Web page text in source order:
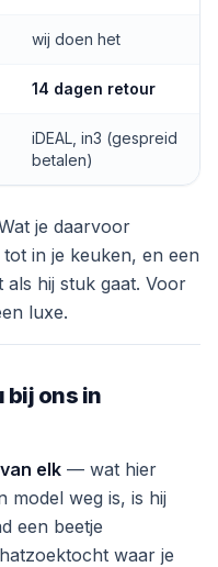
wij doen het
14 dagen retour
iDEAL, in3 (gespreid
betalen)
je daarvoor
in je keuken, en een
als hij stuk gaat. Voor
luxe.
bij ons in
elk — wat hier
model weg is, is hij
een beetje
waar je